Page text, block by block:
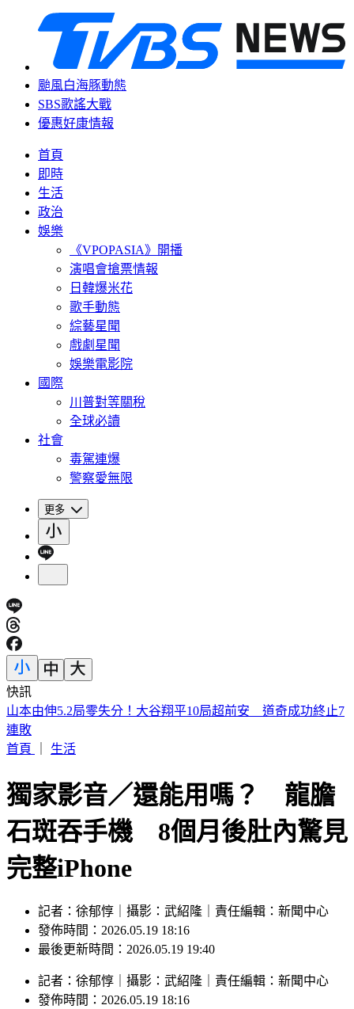
颱風白海豚動態
SBS歌謠大戰
優惠好康情報
首頁
即時
生活
政治
娛樂
《VPOPASIA》開播
演唱會搶票情報
日韓爆米花
歌手動態
綜藝星聞
戲劇星聞
娛樂電影院
國際
川普對等關稅
全球必讀
社會
毒駕連爆
警察愛無限
更多
快訊
濱海作戰區指揮部首次參訓！驗證近岸打擊、反制共軍登陸
首頁
獨家影音／還能用嗎？ 龍膽
石斑吞手機 8個月後肚內驚見
完整iPhone
發佈時間：2026.05.19 18:16
最後更新時間：2026.05.19 19:40
發佈時間：2026.05.19 18:16
最後更新時間：2026.05.19 19:40